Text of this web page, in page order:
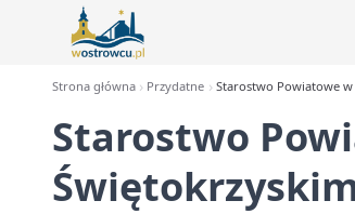
Strona główna Przydatne Starostwo Powiatowe
Starostwo